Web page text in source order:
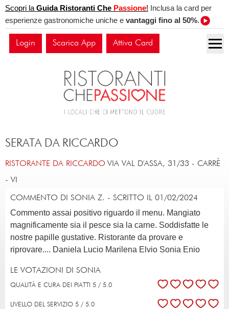
Scopri la Guida Ristoranti Che Passione! Inclusa la card per
esperienze gastronomiche uniche e vantaggi fino al 50%.
Login Scarica App Attiva Card
SERATA DA RICCARDO
RISTORANTE DA RICCARDO VIA VAL D'ASSA, 31/33 - CARRÈ
- VI
COMMENTO DI SONIA Z. - SCRITTO IL 01/02/2024
Commento assai positivo riguardo il menu. Mangiato
magnificamente sia il pesce sia la carne. Soddisfatte le
nostre papille gustative. Ristorante da provare e
riprovare.... Daniela Lucio Marilena Elvio Sonia Enio
LE VOTAZIONI DI SONIA
QUALITÀ E CURA DEI PIATTI 5 / 5.0
LIVELLO DEL SERVIZIO 5 / 5.0